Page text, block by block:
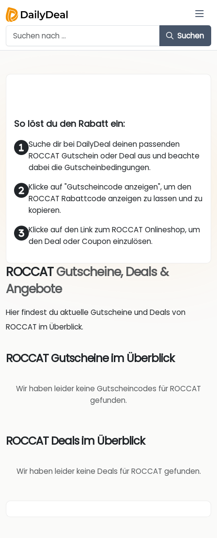
Suchen
So löst du den Rabatt ein:
Suche dir bei DailyDeal deinen passenden
ROCCAT Gutschein oder Deal aus und beachte
dabei die Gutscheinbedingungen.
Klicke auf "Gutscheincode anzeigen", um den
ROCCAT Rabattcode anzeigen zu lassen und zu
kopieren.
Klicke auf den Link zum ROCCAT Onlineshop, um
den Deal oder Coupon einzulösen.
ROCCATGutscheine, Deals &
Angebote
Hier findest du aktuelle Gutscheine und Deals von
ROCCAT im Überblick.
ROCCAT Gutscheine im Überblick
Wir haben leider keine Gutscheincodes für ROCCAT
gefunden.
ROCCAT Deals im Überblick
Wir haben leider keine Deals für ROCCAT gefunden.